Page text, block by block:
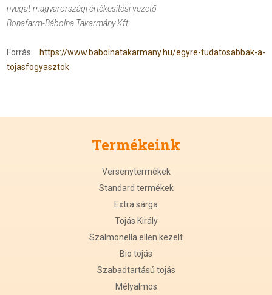
nyugat-magyarországi értékesítési vezető
Bonafarm-Bábolna Takarmány Kft.
Forrás:
https://www.babolnatakarmany.hu/egyre-tudatosabbak-a-
tojasfogyasztok
Termékeink
Versenytermékek
Standard termékek
Extra sárga
Tojás Király
Szalmonella ellen kezelt
Bio tojás
Szabadtartású tojás
Mélyalmos